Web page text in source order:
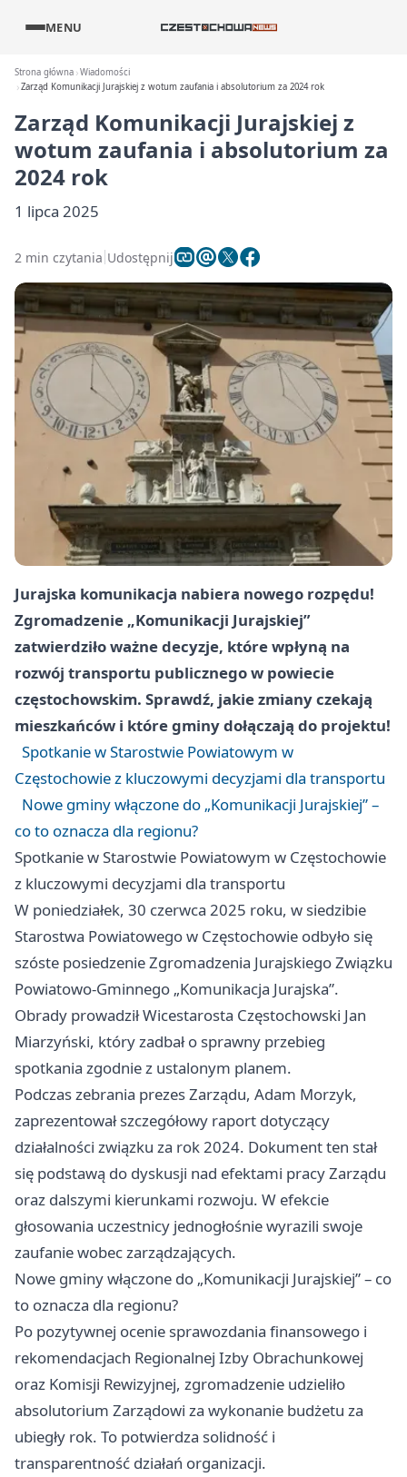
MENU
Strona główna Wiadomości
Zarząd Komunikacji Jurajskiej z wotum zaufania i absolutorium za 2024 rok
Zarząd Komunikacji Jurajskiej z
wotum zaufania i absolutorium za
2024 rok
1 lipca 2025
2 min czytania Udostępnij
Jurajska komunikacja nabiera nowego rozpędu!
Zgromadzenie „Komunikacji Jurajskiej”
zatwierdziło ważne decyzje, które wpłyną na
rozwój transportu publicznego w powiecie
częstochowskim. Sprawdź, jakie zmiany czekają
mieszkańców i które gminy dołączają do projektu!
Spotkanie w Starostwie Powiatowym w
Częstochowie z kluczowymi decyzjami dla transportu
Nowe gminy włączone do „Komunikacji Jurajskiej” –
co to oznacza dla regionu?
Spotkanie w Starostwie Powiatowym w Częstochowie
z kluczowymi decyzjami dla transportu
W poniedziałek, 30 czerwca 2025 roku, w siedzibie
Starostwa Powiatowego w Częstochowie odbyło się
szóste posiedzenie Zgromadzenia Jurajskiego Związku
Powiatowo-Gminnego „Komunikacja Jurajska”.
Obrady prowadził Wicestarosta Częstochowski Jan
Miarzyński, który zadbał o sprawny przebieg
spotkania zgodnie z ustalonym planem.
Podczas zebrania prezes Zarządu, Adam Morzyk,
zaprezentował szczegółowy raport dotyczący
działalności związku za rok 2024. Dokument ten stał
się podstawą do dyskusji nad efektami pracy Zarządu
oraz dalszymi kierunkami rozwoju. W efekcie
głosowania uczestnicy jednogłośnie wyrazili swoje
zaufanie wobec zarządzających.
Nowe gminy włączone do „Komunikacji Jurajskiej” – co
to oznacza dla regionu?
Po pozytywnej ocenie sprawozdania finansowego i
rekomendacjach Regionalnej Izby Obrachunkowej
oraz Komisji Rewizyjnej, zgromadzenie udzieliło
absolutorium Zarządowi za wykonanie budżetu za
ubiegły rok. To potwierdza solidność i
transparentność działań organizacji.